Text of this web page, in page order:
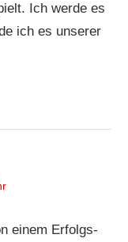
Ich werde es
ich es unserer
einem Erfolgs-